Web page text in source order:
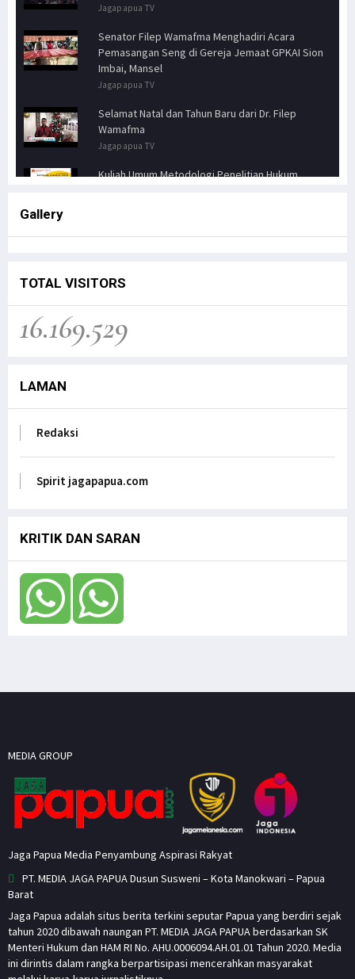
Jagapapua TV
Senator Filep Wamafma Menghadiri Acara
Pemasangan Seng di Gereja Jemaat GPKAI Sion
Imbai, Mansel
Jagapapua TV
Selamat Natal dan Tahun Baru dari Dr. Filep
Wamafma
Jagapapua TV
Kuliah Umum Metodologi Penelitian Hukum
Jagapapua TV
Kunjungan Kerja Anggota DPD RI, Filep
Wamafma, ke Manokwari Selatan, Fokus pada
Sarana Pendidikan.
di DPD RI
Gallery
TOTAL VISITORS
16.169.529
LAMAN
Redaksi
Spirit jagapapua.com
KRITIK DAN SARAN
MEDIA GROUP
Jaga Papua Media Penyambung Aspirasi Rakyat
PT. MEDIA JAGA PAPUA Dusun Susweni – Kota Manokwari – Papua
Barat
Jaga Papua adalah situs berita terkini seputar Papua yang berdiri sejak
tahun 2020 dibawah naungan PT. MEDIA JAGA PAPUA berdasarkan SK
Menteri Hukum dan HAM RI No. AHU.0006094.AH.01.01 Tahun 2020. Media
ini dirintis dalam rangka berpartisipasi mencerahkan masyarakat